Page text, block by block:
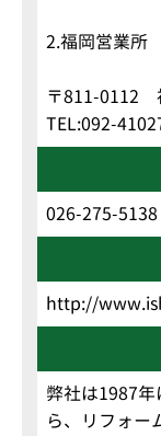
2.福岡営業所
〒811-0112
TEL:092-
026-275-5138
http://
弊社は1987
ら、リフォー